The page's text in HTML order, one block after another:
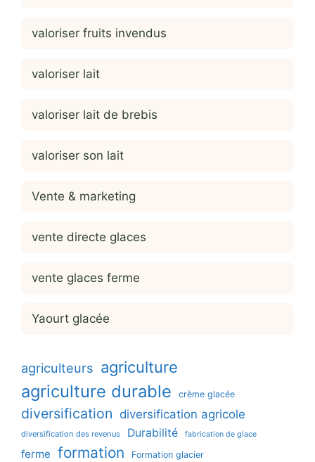
valoriser fruits invendus
valoriser lait
valoriser lait de brebis
valoriser son lait
Vente & marketing
vente directe glaces
vente glaces ferme
Yaourt glacée
agriculteurs agriculture
agriculture durable crème glacée
diversification diversification agricole
diversification des revenus Durabilité fabrication de glace
ferme formation Formation glacier